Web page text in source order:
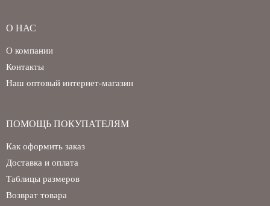
О НАС
О компании
Контакты
Наш оптовый интернет-магазин
ПОМОЩЬ ПОКУПАТЕЛЯМ
Как оформить заказ
Доставка и оплата
Таблицы размеров
Возврат товара